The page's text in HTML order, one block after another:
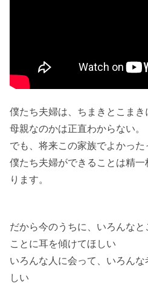
僕たち夫婦は、ちまきとこま
母親なのかは正直わからない。
でも、将来この家族でよかった
僕たち夫婦ができることは精
ります。
だから今のうちに、いろんな
ことに耳を傾けてほしい
いろんな人に会って、いろん
しい